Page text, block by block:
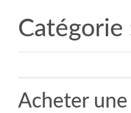
Catégorie
Acheter